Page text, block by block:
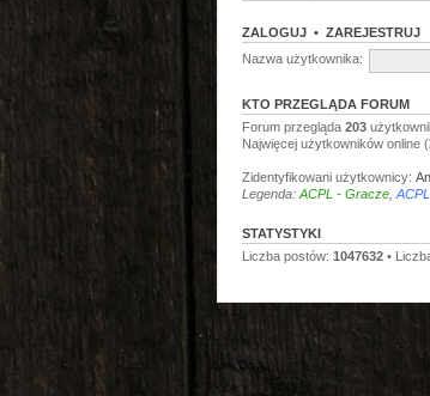
ZALOGUJ • ZAREJESTRUJ
Nazwa użytkownika:
KTO PRZEGLĄDA FORUM
Forum przegląda 203
Najwięcej użytkowników online (
Zidentyfikowani użytkownicy:
Legenda: ACPL - Gracze
STATYSTYKI
Liczba postów: 1047632 •